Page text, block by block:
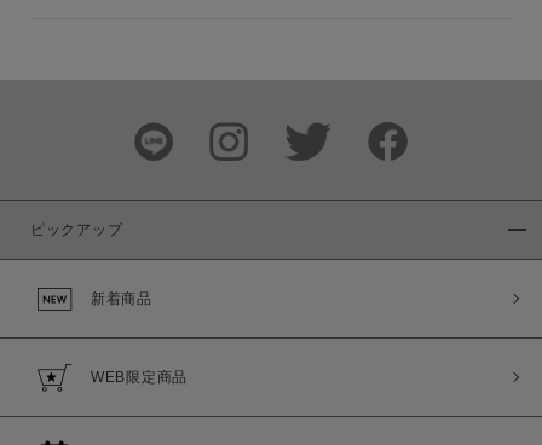
ピックアップ
新着商品
WEB限定商品